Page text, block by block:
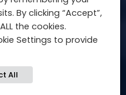
By clicking “Accept”,
the cookies.
Settings to provide
All